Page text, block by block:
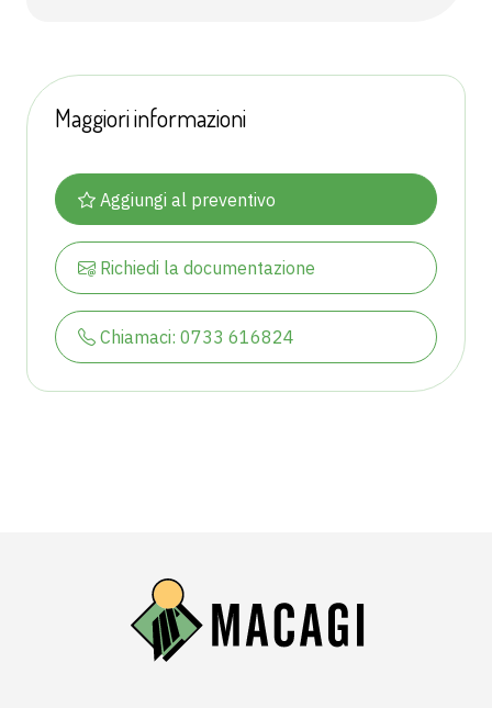
Maggiori informazioni
Aggiungi al preventivo
Richiedi la documentazione
Chiamaci: 0733 616824